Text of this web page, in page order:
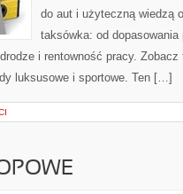
do aut i użyteczną wiedzą
taksówka: od
i rentowność pracy.
luksusowe i sportowe. Ten […]